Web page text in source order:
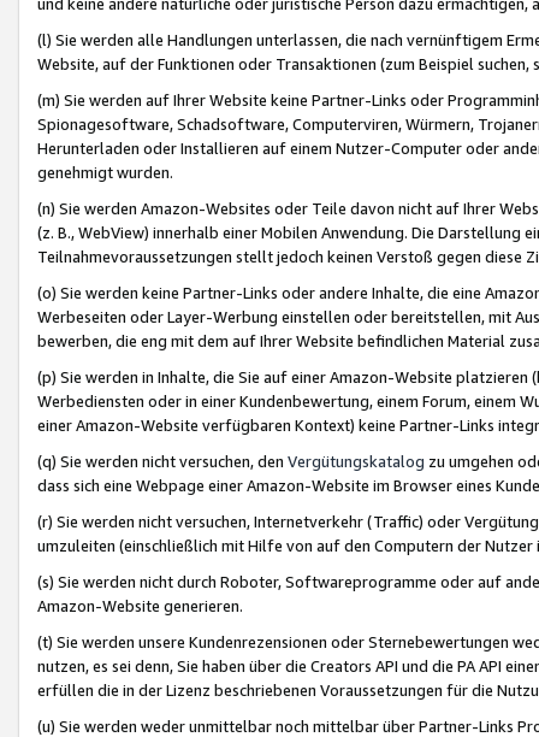
(l) Sie werden alle Handlungen unterlassen, die nach vernünftigem
Website, auf der Funktionen oder Transaktionen (zum Beispiel
(m) Sie werden auf Ihrer Website keine Partner-Links oder
Spionagesoftware, Schadsoftware, Computerviren, Würmern,
Herunterladen oder Installieren auf einem Nutzer-Computer oder
genehmigt wurden.
(n) Sie werden Amazon-Websites oder Teile davon nicht auf Ihrer
(z. B., WebView) innerhalb einer Mobilen Anwendung. Die Darstellung
Teilnahmevoraussetzungen stellt jedoch keinen Verstoß gegen diese
(o) Sie werden keine Partner-Links oder andere Inhalte, die eine
Werbeseiten oder Layer-Werbung einstellen oder bereitstellen, mit
bewerben, die eng mit dem auf Ihrer Website befindlichen Material
(p) Sie werden in Inhalte, die Sie auf einer Amazon-Website
Werbediensten oder in einer Kundenbewertung, einem Forum, einem
einer Amazon-Website verfügbaren Kontext) keine Partner-Links
(q) Sie werden nicht versuchen, den Vergütungskatalog zu umgehen
dass sich eine Webpage einer Amazon-Website im Browser eines
(r) Sie werden nicht versuchen, Internetverkehr (Traffic) oder
umzuleiten (einschließlich mit Hilfe von auf den Computern der
(s) Sie werden nicht durch Roboter, Softwareprogramme oder auf
Amazon-Website generieren.
(t) Sie werden unsere Kundenrezensionen oder Sternebewertungen
nutzen, es sei denn, Sie haben über die Creators API und die PA API
erfüllen die in der Lizenz beschriebenen Voraussetzungen für die
(u) Sie werden weder unmittelbar noch mittelbar über Partner-Links